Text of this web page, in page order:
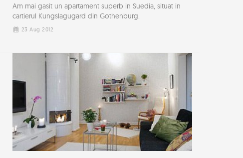
Am mai gasit un apartament superb in Suedia, situat in
cartierul Kungslagugard din Gothenburg.
23 Aug 2012